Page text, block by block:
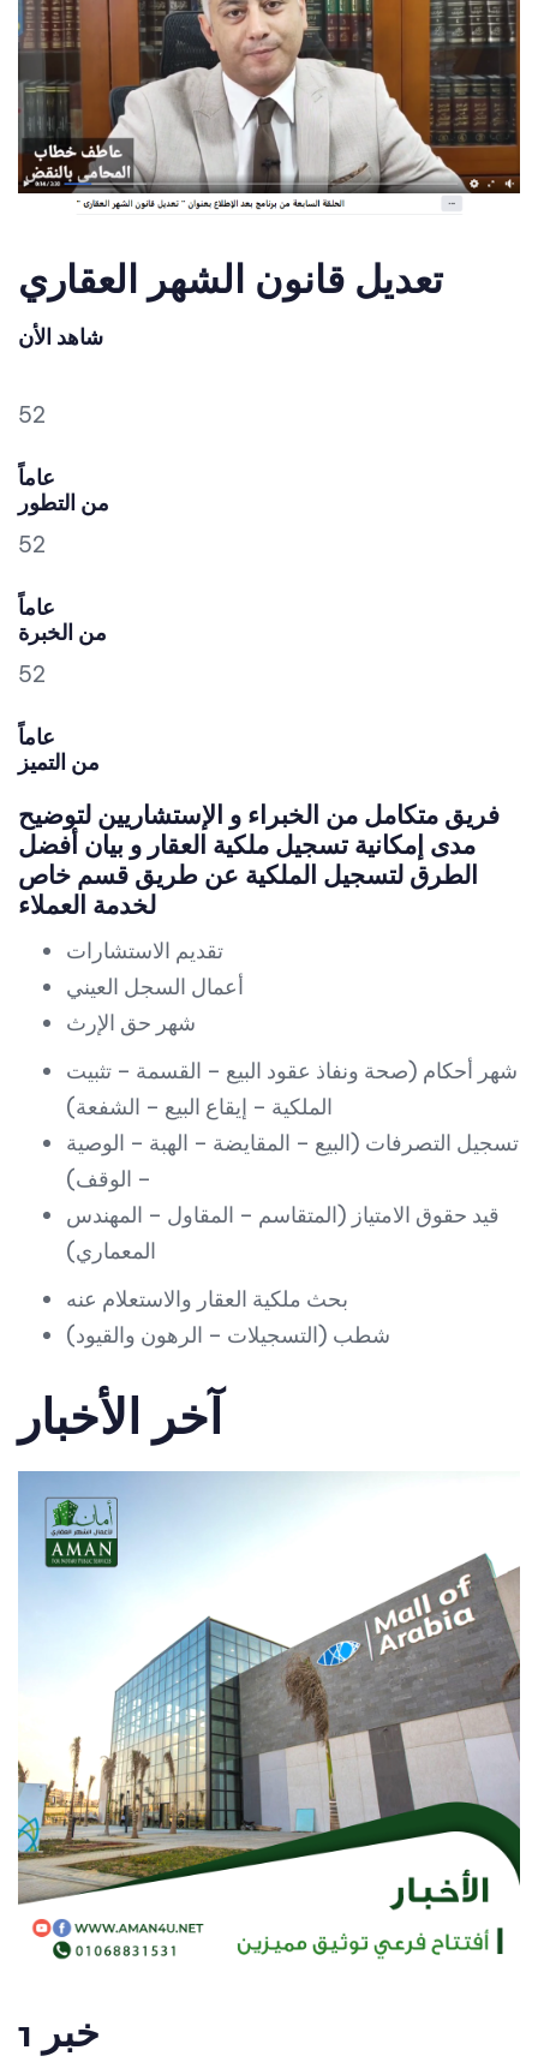
تعديل قانون الشهر العقاري
شاهد الأن
52
عاماً
من التطور
52
عاماً
من الخبرة
52
عاماً
من التميز
فريق متكامل من الخبراء و الإستشاريين لتوضيح
مدى إمكانية تسجيل ملكية العقار و بيان أفضل
الطرق لتسجيل الملكية عن طريق قسم خاص
لخدمة العملاء
تقديم الاستشارات
أعمال السجل العيني
شهر حق الإرث
شهر أحكام (صحة ونفاذ عقود البيع – القسمة – تثبيت
الملكية – إيقاع البيع – الشفعة)
تسجيل التصرفات (البيع – المقايضة – الهبة – الوصية
– الوقف)
قيد حقوق الامتياز (المتقاسم – المقاول – المهندس
المعماري)
بحث ملكية العقار والاستعلام عنه
شطب (التسجيلات – الرهون والقيود)
آخر الأخبار
خبر 1